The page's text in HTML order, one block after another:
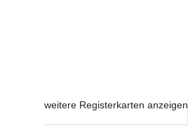
weitere Registerkarten anzeigen